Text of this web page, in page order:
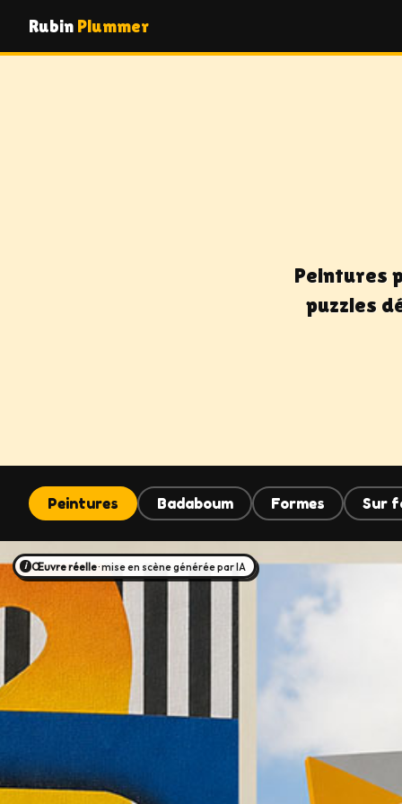
Rubin Plummer
Peintures
puzzles
Peintures Badaboum Formes Sur
i Œuvre réelle· mise en scène générée par IA